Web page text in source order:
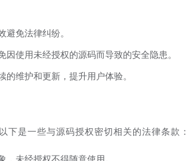
避免法律纠纷。
使用未经授权的源码而导致的安全隐患。
的维护和更新，提升用户体验。
是一些与源码授权密切相关的法律条款：
未经授权不得随意使用。